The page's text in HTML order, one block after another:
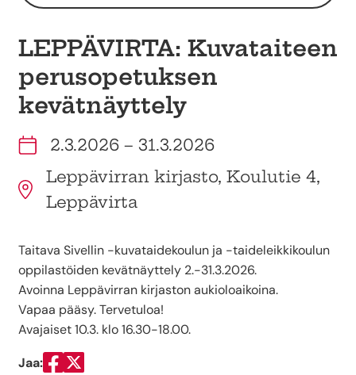
LEPPÄVIRTA: Kuvataiteen
perusopetuksen
kevätnäyttely
2.3.2026 – 31.3.2026
Leppävirran kirjasto, Koulutie 4,
Leppävirta
Taitava Sivellin -kuvataidekoulun ja -taideleikkikoulun
oppilastöiden kevätnäyttely 2.-31.3.2026.
Avoinna Leppävirran kirjaston aukioloaikoina.
Vapaa pääsy. Tervetuloa!
Avajaiset 10.3. klo 16.30-18.00.
Jaa:
Jaa Facebookissa
Jaa Twitterissä